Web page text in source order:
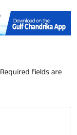
Required fields are